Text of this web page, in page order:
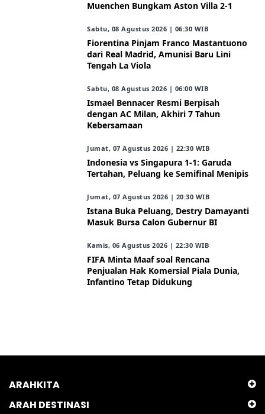
Muenchen Bungkam Aston Villa 2-1
Sabtu, 08 Agustus 2026 | 06:30 WIB
Fiorentina Pinjam Franco Mastantuono
dari Real Madrid, Amunisi Baru Lini
Tengah La Viola
Sabtu, 08 Agustus 2026 | 06:00 WIB
Ismael Bennacer Resmi Berpisah
dengan AC Milan, Akhiri 7 Tahun
Kebersamaan
Jumat, 07 Agustus 2026 | 22:30 WIB
Indonesia vs Singapura 1-1: Garuda
Tertahan, Peluang ke Semifinal Menipis
Jumat, 07 Agustus 2026 | 20:30 WIB
Istana Buka Peluang, Destry Damayanti
Masuk Bursa Calon Gubernur BI
Kamis, 06 Agustus 2026 | 22:30 WIB
FIFA Minta Maaf soal Rencana
Penjualan Hak Komersial Piala Dunia,
Infantino Tetap Didukung
ARAHKITA
ARAH DESTINASI